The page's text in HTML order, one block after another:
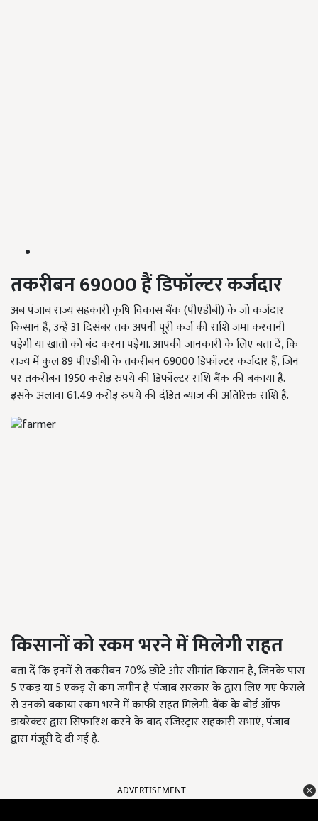
तकरीबन 69000 हैं डिफॉल्टर कर्जदार
अब पंजाब राज्य सहकारी कृषि विकास बैंक (पीएडीबी) के जो कर्जदार
किसान हैं, उन्हें 31 दिसंबर तक अपनी पूरी कर्ज की राशि जमा करवानी
पड़ेगी या खातों को बंद करना पड़ेगा. आपकी जानकारी के लिए बता दें, कि
राज्य में कुल 89 पीएडीबी के तकरीबन 69000 डिफॉल्टर कर्जदार हैं, जिन
पर तकरीबन 1950 करोड़ रुपये की डिफॉल्टर राशि बैंक की बकाया है.
इसके अलावा 61.49 करोड़ रुपये की दंडित ब्याज की अतिरिक्त राशि है.
किसानों को रकम भरने में मिलेगी राहत
बता दें कि इनमें से तकरीबन 70% छोटे और सीमांत किसान हैं, जिनके पास
5 एकड़ या 5 एकड़ से कम जमीन है. पंजाब सरकार के द्वारा लिए गए फैसले
से उनको बकाया रकम भरने में काफी राहत मिलेगी. बैंक के बोर्ड ऑफ
डायरेक्टर द्वारा सिफारिश करने के बाद रजिस्ट्रार सहकारी सभाएं, पंजाब
द्वारा मंजूरी दे दी गई है.
ADVERTISEMENT